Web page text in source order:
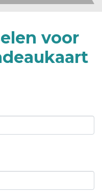
voor